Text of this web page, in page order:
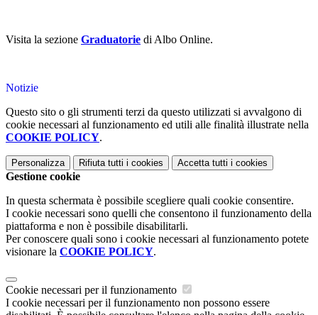
Visita la sezione Graduatorie di Albo Online.
Notizie
Questo sito o gli strumenti terzi da questo utilizzati si avvalgono di
cookie necessari al funzionamento ed utili alle finalità illustrate nella
COOKIE POLICY.
Personalizza Rifiuta tutti i cookies Accetta tutti i cookies
Gestione cookie
In questa schermata è possibile scegliere quali cookie consentire.
I cookie necessari sono quelli che consentono il funzionamento della
piattaforma e non è possibile disabilitarli.
Per conoscere quali sono i cookie necessari al funzionamento potete
visionare la COOKIE POLICY.
Cookie necessari per il funzionamento
I cookie necessari per il funzionamento non possono essere